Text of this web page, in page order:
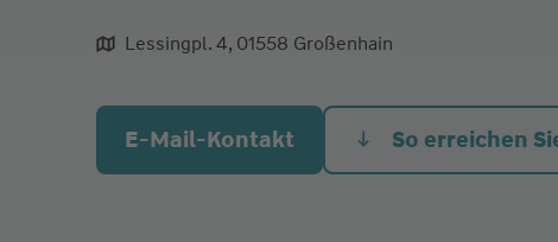
Mo.
09:00 - 12:00
Mi.
09:00 - 12:00
Do.
09:00 - 12:00
14:00 - 16:00
Lessingpl. 4, 01558 Großenhain
E-Mail-Kontakt So erreichen